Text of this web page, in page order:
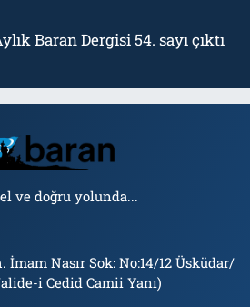
Baran Dergisi 54. sayı çıktı
ve doğru yolunda...
Nasır Sok: No:14/12 Üsküdar/
i Cedid Camii Yanı)